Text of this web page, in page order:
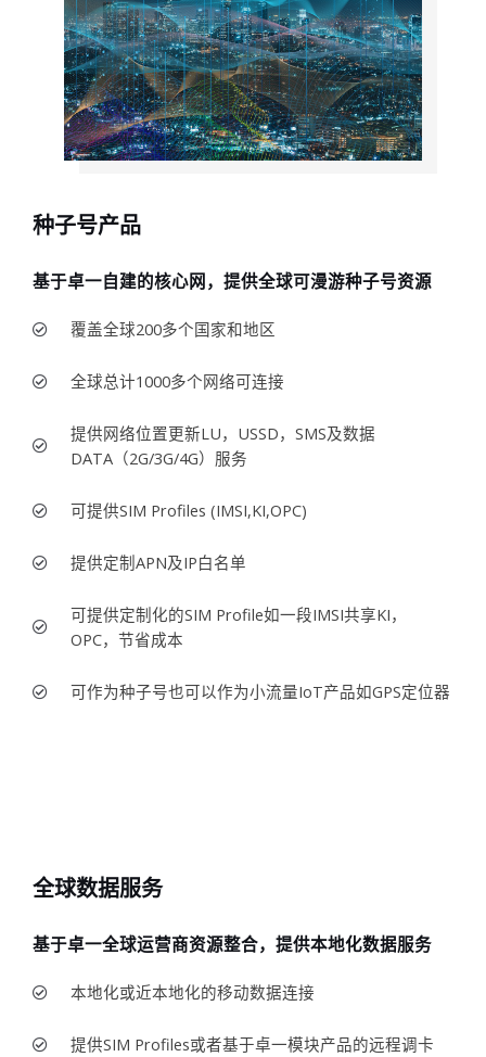
种子号产品
基于卓一自建的核心网，提供全球可漫游种子号资源
覆盖全球200多个国家和地区
全球总计1000多个网络可连接
提供网络位置更新LU，USSD，SMS及数据
DATA（2G/3G/4G）服务
可提供SIM Profiles (IMSI,KI,OPC)
提供定制APN及IP白名单
可提供定制化的SIM Profile如一段IMSI共享KI，
OPC，节省成本
可作为种子号也可以作为小流量IoT产品如GPS定位器
全球数据服务
基于卓一全球运营商资源整合，提供本地化数据服务
本地化或近本地化的移动数据连接
提供SIM Profiles或者基于卓一模块产品的远程调卡